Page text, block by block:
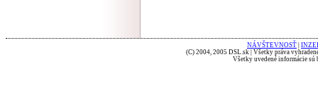
NÁVŠTEVNOSŤ
(C) 2004, 2005 DSL.sk | Všetky práva
Všetky uvedené informácie sú